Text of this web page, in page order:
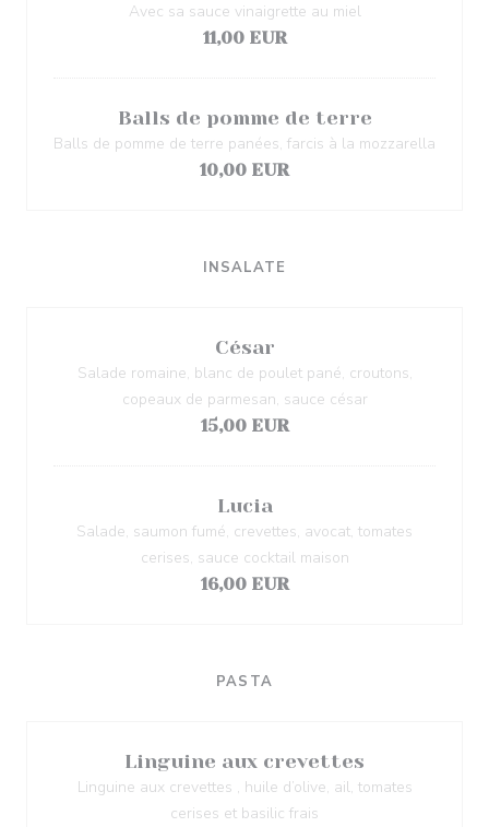
Avec sa sauce vinaigrette au miel
11,00 EUR
Balls de pomme de terre
Balls de pomme de terre panées, farcis à la mozzarella
10,00 EUR
INSALATE
César
Salade romaine, blanc de poulet pané, croutons,
copeaux de parmesan, sauce césar
15,00 EUR
Lucia
Salade, saumon fumé, crevettes, avocat, tomates
cerises, sauce cocktail maison
16,00 EUR
PASTA
Linguine aux crevettes
Linguine aux crevettes , huile d’olive, ail, tomates
cerises et basilic frais